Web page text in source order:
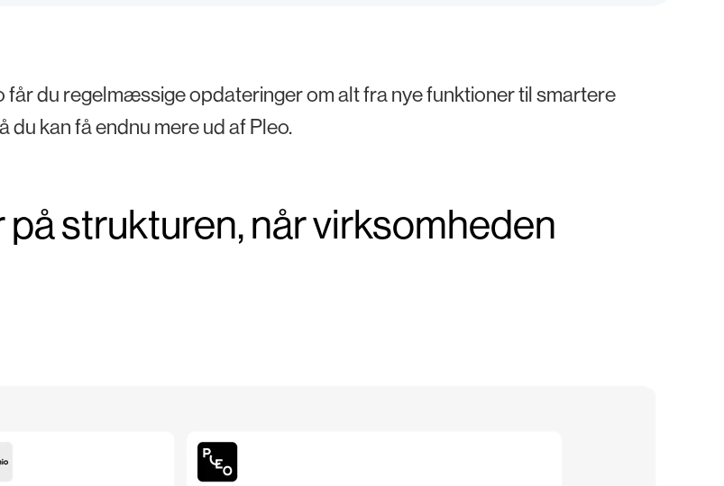
får du regelmæssige opdateringer om alt fra nye funktioner til smartere
du kan få endnu mere ud af Pleo.
på strukturen, når virksomheden